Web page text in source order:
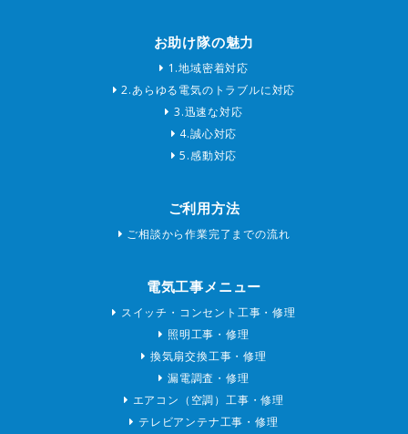
お助け隊の魅力
1.地域密着対応
2.あらゆる電気のトラブルに対応
3.迅速な対応
4.誠心対応
5.感動対応
ご利用方法
ご相談から作業完了までの流れ
電気工事メニュー
スイッチ・コンセント工事・修理
照明工事・修理
換気扇交換工事・修理
漏電調査・修理
エアコン（空調）工事・修理
テレビアンテナ工事・修理